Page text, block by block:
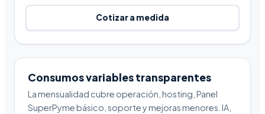
Cotizar a medida
Consumos variables transparentes
La mensualidad cubre operación, hosting, Panel
SuperPyme básico, soporte y mejoras menores. IA,